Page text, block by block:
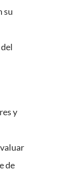
su
y
de